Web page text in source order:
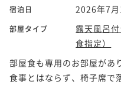
宿泊日 2026年7月
部屋タイプ
露天風呂
食指定）
部屋食も専用のお部屋があ
食事とはならず、椅子席で